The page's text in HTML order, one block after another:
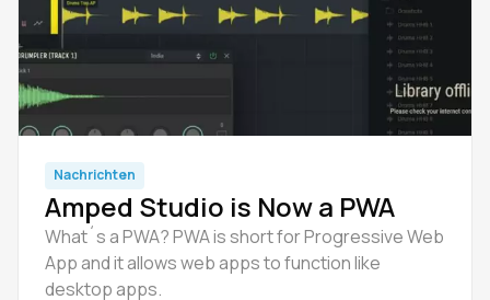
Nachrichten
Amped Studio is Now a PWA
What´s a PWA? PWA is short for Progressive Web
App and it allows web apps to function like
desktop apps.